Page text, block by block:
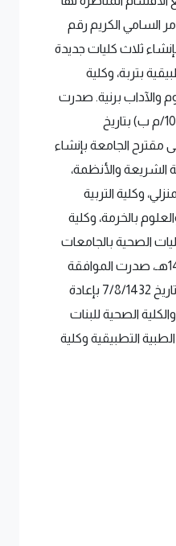
السامي الكريم رقم
21/11/1428هـ بإنشاء ثلاث كليات جديدة
بتربة، وكلية
والآداب برنية. صدرت
الموافقة السامية رقم (10209/م ب) بتاريخ
على مقترح الجامعة بإنشاء
والأنظمة،
وكلية التربية
بالخرمة، وكلية
الصحية بالجامعات
في العام الجامعي 1429/1430هـ، صدرت الموافقة
السامية رقم (5088/م ب) وتاريخ 7/8/1432 بإعادة
الصحية للبنات
التطبيقية وكلية